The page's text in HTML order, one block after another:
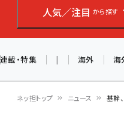
人気／注目 から探す
連載・特集 | 海外 海
ネッ担トップ ニュース 基幹